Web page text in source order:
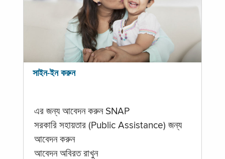
সাইন-ইন করুন
এর জন্য আবেদন করুন SNAP
সরকারি সহায়তার (Public Assistance) জন্য
আবেদন করুন
আবেদন অবিরত রাখুন